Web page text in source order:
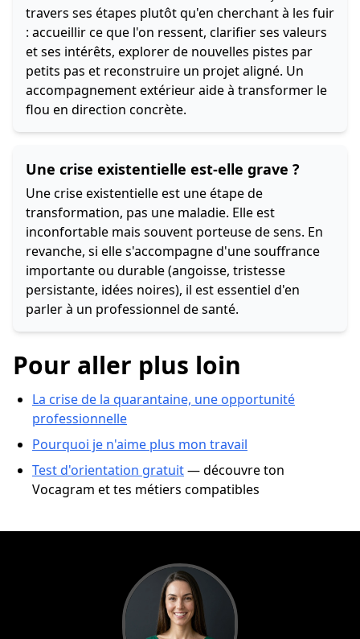
travers ses étapes plutôt qu'en cherchant à les fuir
: accueillir ce que l'on ressent, clarifier ses valeurs
et ses intérêts, explorer de nouvelles pistes par
petits pas et reconstruire un projet aligné. Un
accompagnement extérieur aide à transformer le
flou en direction concrète.
Une crise existentielle est-elle grave ?
Une crise existentielle est une étape de
transformation, pas une maladie. Elle est
inconfortable mais souvent porteuse de sens. En
revanche, si elle s'accompagne d'une souffrance
importante ou durable (angoisse, tristesse
persistante, idées noires), il est essentiel d'en
parler à un professionnel de santé.
Pour aller plus loin
La crise de la quarantaine, une opportunité
professionnelle
Pourquoi je n'aime plus mon travail
Test d'orientation gratuit— découvre ton
Vocagram et tes métiers compatibles